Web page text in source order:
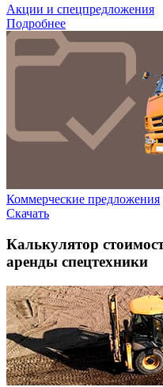
Акции и спецпредложения
Подробнее
Коммерческие предложения
Скачать
Калькулятор
аренды спецтехники